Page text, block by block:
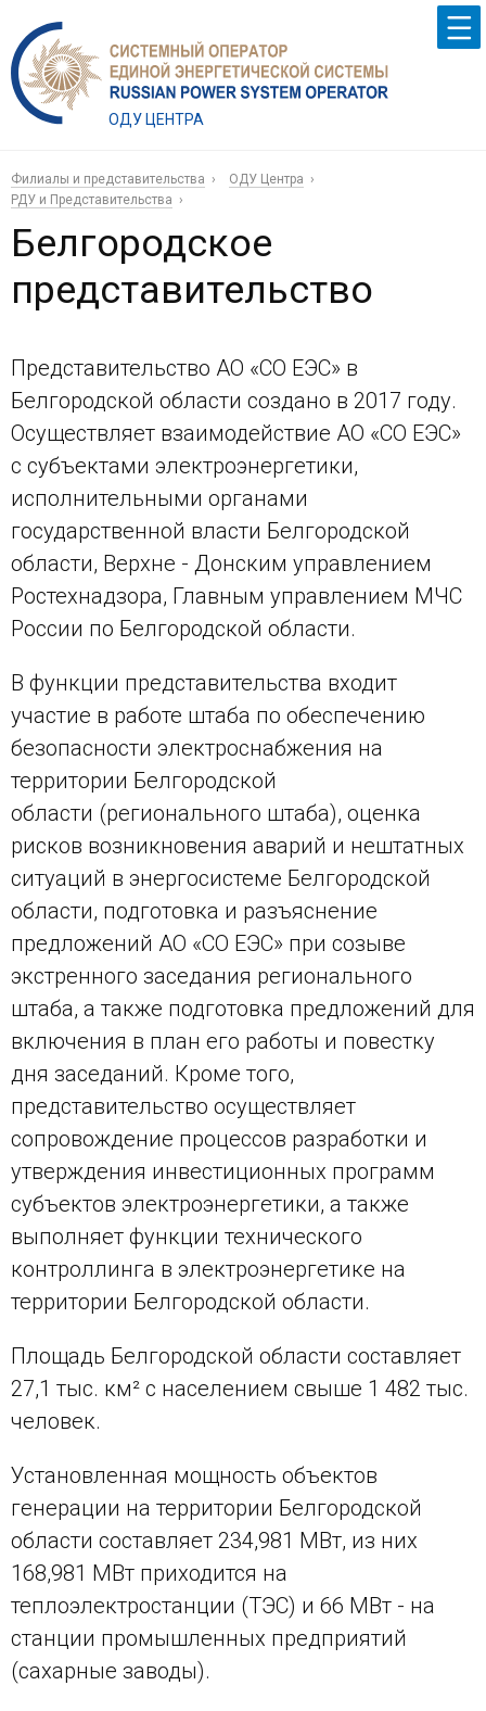
ОДУ ЦЕНТРА
Филиалы и представительства
ОДУ Центра
РДУ и Представительства
Белгородское
представительство
Представительство АО «СО ЕЭС» в
Белгородской области создано в 2017 году.
Осуществляет взаимодействие АО «СО ЕЭС»
с субъектами электроэнергетики,
исполнительными органами
государственной власти Белгородской
области, Верхне - Донским управлением
Ростехнадзора, Главным управлением МЧС
России по Белгородской области.
В функции представительства входит
участие в работе штаба по обеспечению
безопасности электроснабжения на
территории Белгородской
области (регионального штаба), оценка
рисков возникновения аварий и нештатных
ситуаций в энергосистеме Белгородской
области, подготовка и разъяснение
предложений АО «СО ЕЭС» при созыве
экстренного заседания регионального
штаба, а также подготовка предложений для
включения в план его работы и повестку
дня заседаний. Кроме того,
представительство осуществляет
сопровождение процессов разработки и
утверждения инвестиционных программ
субъектов электроэнергетики, а также
выполняет функции технического
контроллинга в электроэнергетике на
территории Белгородской области.
Площадь Белгородской области составляет
27,1 тыс. км² с населением свыше 1 482 тыс.
человек.
Установленная мощность объектов
генерации на территории Белгородской
области составляет 234,981 МВт, из них
168,981 МВт приходится на
теплоэлектростанции (ТЭС) и 66 МВт - на
станции промышленных предприятий
(сахарные заводы).